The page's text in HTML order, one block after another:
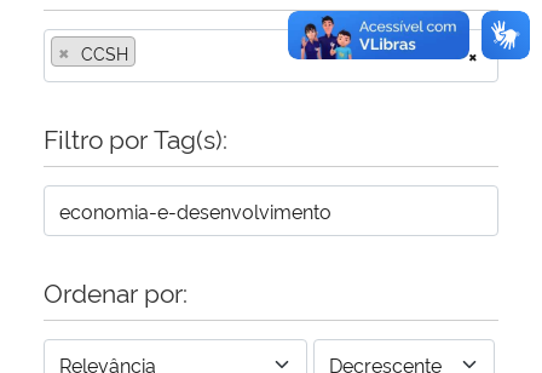
×
× CCSH
Filtro por Tag(s):
Ordenar por: